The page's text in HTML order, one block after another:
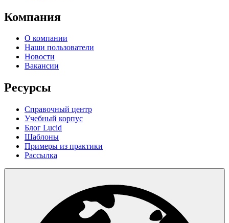
Компания
О компании
Наши пользователи
Новости
Вакансии
Ресурсы
Справочный центр
Учебный корпус
Блог Lucid
Шаблоны
Примеры из практики
Рассылка